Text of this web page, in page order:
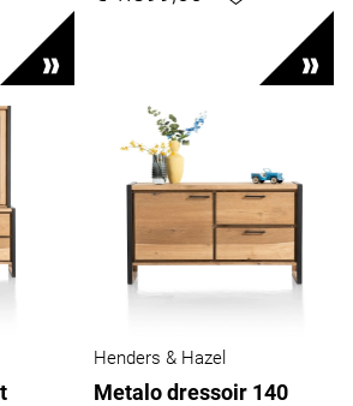
Henders & Hazel
Metalo dressoir 140